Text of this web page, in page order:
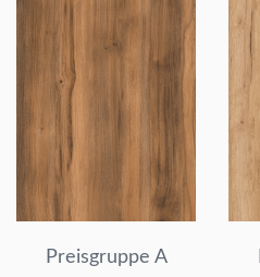
Preisgruppe A